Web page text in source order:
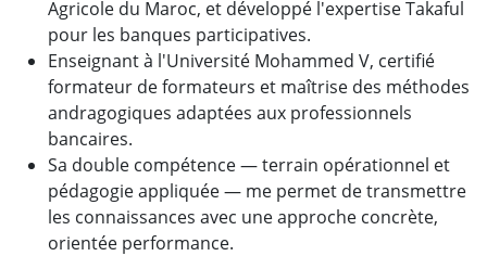
Agricole du Maroc, et développé l'expertise Takaful
pour les banques participatives.
Enseignant à l'Université Mohammed V, certifié
formateur de formateurs et maîtrise des méthodes
andragogiques adaptées aux professionnels
bancaires.
Sa double compétence — terrain opérationnel et
pédagogie appliquée — me permet de transmettre
les connaissances avec une approche concrète,
orientée performance.